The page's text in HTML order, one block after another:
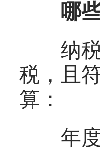
哪
纳税
税，且
算：
年度